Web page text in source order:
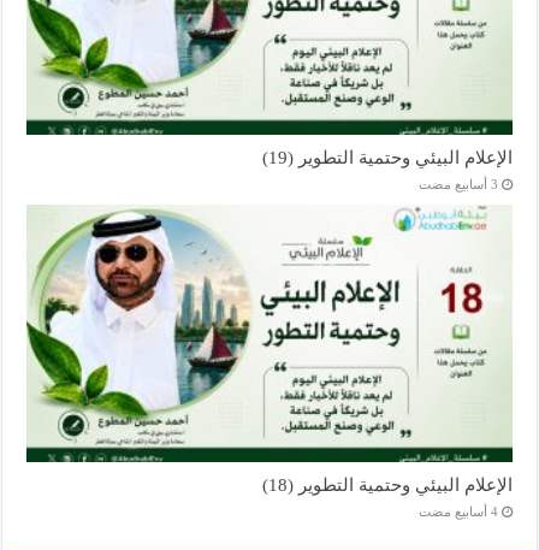
الإعلام البيئي وحتمية التطوير (19)
الإعلام البيئي وحتمية التطوير (18)
‏4 أسابيع مضت